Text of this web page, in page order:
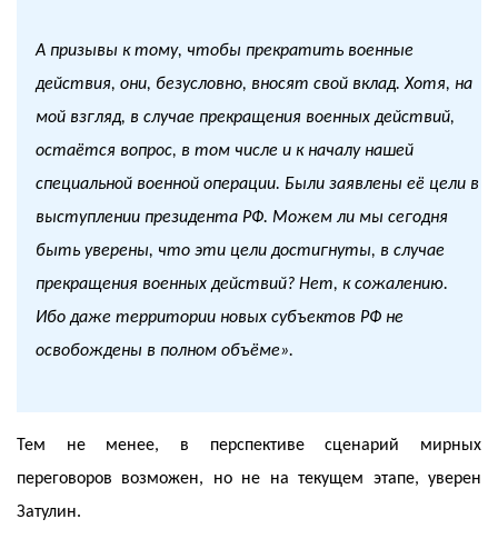
А призывы к тому, чтобы прекратить военные
действия, они, безусловно, вносят свой вклад. Хотя, на
мой взгляд, в случае прекращения военных действий,
остаётся вопрос, в том числе и к началу нашей
специальной военной операции. Были заявлены её цели в
выступлении президента РФ. Можем ли мы сегодня
быть уверены, что эти цели достигнуты, в случае
прекращения военных действий? Нет, к сожалению.
Ибо даже территории новых субъектов РФ не
освобождены в полном объёме».
Тем не менее, в перспективе сценарий мирных
переговоров возможен, но не на текущем этапе, уверен
Затулин.